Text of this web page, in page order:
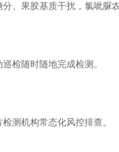
、果胶基质干扰，氯呲脲
检随时随地完成检测。
测机构常态化风控排查。